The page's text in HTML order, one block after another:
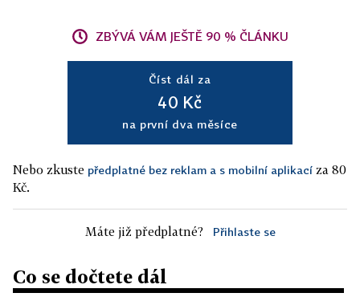
ZBÝVÁ VÁM JEŠTĚ 90 % ČLÁNKU
Číst dál za
40 Kč
na první dva měsíce
Nebo zkuste předplatné bez reklam a s mobilní aplikací za 80
Kč.
Máte již předplatné? Přihlaste se
Co se dočtete dál